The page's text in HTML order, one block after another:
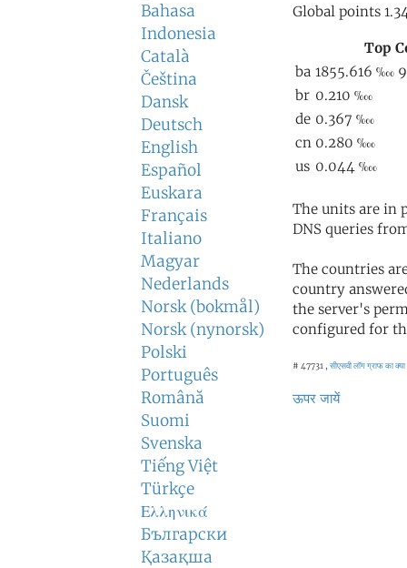
Bahasa
Indonesia
Català
Čeština
Dansk
Deutsch
English
Español
Euskara
Français
Italiano
Magyar
Nederlands
Norsk (bokmål)
Norsk (nynorsk)
Polski
Português
Română
Suomi
Svenska
Tiếng Việt
Türkçe
Ελληνικά
Български
Қазақша
The units are in
DNS queries
The countries
country
the server's
configured for
# 47731 , सीएसवी लॉगग्राफ का
ऊपर जायें